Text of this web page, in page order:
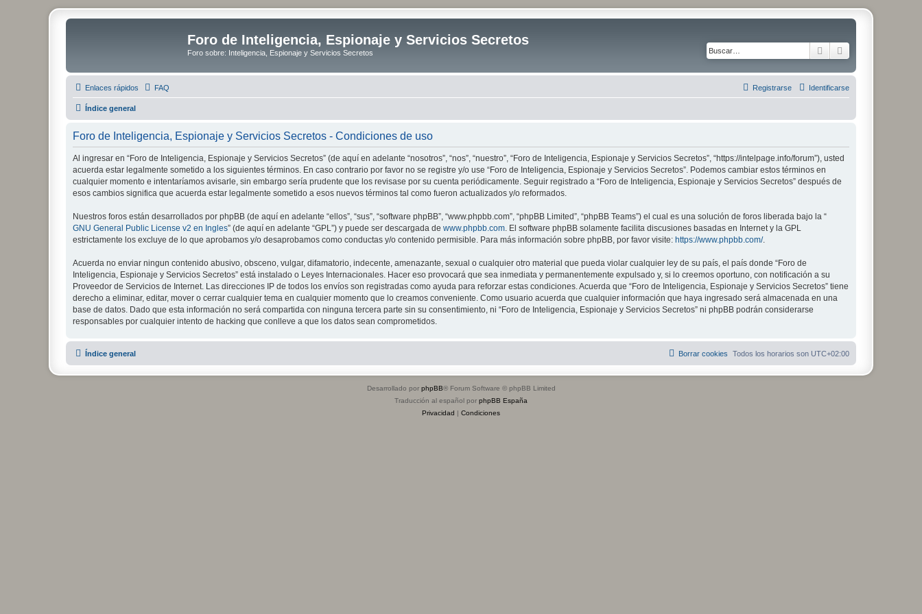
Foro de Inteligencia, Espionaje y Servicios Secretos
Foro sobre: Inteligencia, Espionaje y Servicios Secretos Buscar
Enlaces rápidos FAQ Identificarse
Registrarse
Índice general
Foro de Inteligencia, Espionaje y Servicios Secretos - Condiciones de uso
Al ingresar en “Foro de Inteligencia, Espionaje y Servicios Secretos” (de aquí en adelante “nosotros”, “nos”, “nuestro”, “Foro de Inteligencia, Espionaje y Servicios Secretos”, “https://intelpage.info/forum”), usted
acuerda estar legalmente sometido a los siguientes términos. En caso contrario por favor no se registre y/o use “Foro de Inteligencia, Espionaje y Servicios Secretos”. Podemos cambiar estos términos en
cualquier momento e intentaríamos avisarle, sin embargo sería prudente que los revisase por su cuenta periódicamente. Seguir registrado a “Foro de Inteligencia, Espionaje y Servicios Secretos” después de
esos cambios significa que acuerda estar legalmente sometido a esos nuevos términos tal como fueron actualizados y/o reformados.
Nuestros foros están desarrollados por phpBB (de aquí en adelante “ellos”, “sus”, “software phpBB”, “www.phpbb.com”, “phpBB Limited”, “phpBB Teams”) el cual es una solución de foros liberada bajo la “
GNU General Public License v2 en Ingles” (de aquí en adelante “GPL”) y puede ser descargada de www.phpbb.com . El software phpBB solamente facilita discusiones basadas en Internet y la GPL
estrictamente los excluye de lo que aprobamos y/o desaprobamos como conductas y/o contenido permisible. Para más información sobre phpBB, por favor visite: https://www.phpbb.com/.
Acuerda no enviar ningun contenido abusivo, obsceno, vulgar, difamatorio, indecente, amenazante, sexual o cualquier otro material que pueda violar cualquier ley de su país, el país donde “Foro de
Inteligencia, Espionaje y Servicios Secretos” está instalado o Leyes Internacionales. Hacer eso provocará que sea inmediata y permanentemente expulsado y, si lo creemos oportuno, con notificación a su
Proveedor de Servicios de Internet. Las direcciones IP de todos los envíos son registradas como ayuda para reforzar estas condiciones. Acuerda que “Foro de Inteligencia, Espionaje y Servicios Secretos” tiene
derecho a eliminar, editar, mover o cerrar cualquier tema en cualquier momento que lo creamos conveniente. Como usuario acuerda que cualquier información que haya ingresado será almacenada en una
base de datos. Dado que esta información no será compartida con ninguna tercera parte sin su consentimiento, ni “Foro de Inteligencia, Espionaje y Servicios Secretos” ni phpBB podrán considerarse
responsables por cualquier intento de hacking que conlleve a que los datos sean comprometidos.
Índice general Todos los horarios son UTC+02:00
Borrar cookies
Desarrollado por phpBB® Forum Software © phpBB Limited
Traducción al español por phpBB España
Privacidad | Condiciones